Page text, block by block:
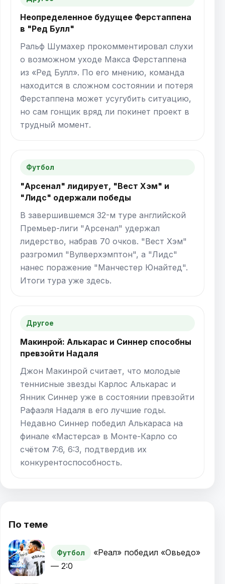
Неопределенное будущее Ферстаппена
в "Ред Булл"
Ральф Шумахер прокомментировал слухи
о возможном уходе Макса Ферстаппена
из «Ред Булл». По его мнению, команда
находится в сложном состоянии и потеря
Ферстаппена может усугубить ситуацию,
но сам гонщик вряд ли покинет проект в
трудный момент.
Футбол
"Арсенал" лидирует, "Вест Хэм" и
"Лидс" одержали победы
В завершившемся 32-м туре английской
Премьер-лиги "Арсенал" удержал
лидерство, набрав 70 очков. "Вест Хэм"
разгромил "Вулверхэмптон", а "Лидс"
нанес поражение "Манчестер Юнайтед".
Итоги тура уже здесь.
Другое
Макинрой: Алькарас и Синнер способны
превзойти Надаля
Джон Макинрой считает, что молодые
теннисные звезды Карлос Алькарас и
Янник Синнер уже в состоянии превзойти
Рафаэля Надаля в его лучшие годы.
Недавно Синнер победил Алькараса на
финале «Мастерса» в Монте-Карло со
счётом 7:6, 6:3, подтвердив их
конкурентоспособность.
По теме
Футбол
«Реал» победил «Овьедо»
— 2:0